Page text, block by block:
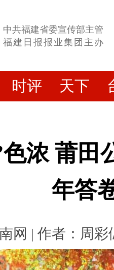
中共福建省委宣传部主管
福建日报报业集团主办
时评 天下
浓 莆田
年答
网 | 作者：周彩